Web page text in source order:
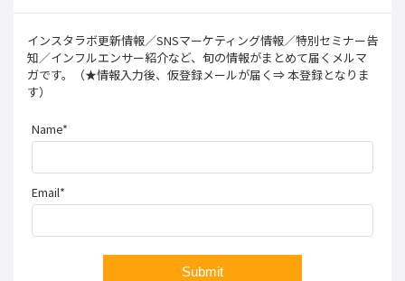
インスタラボ更新情報／SNSマーケティング情報／特別セミナー告
知／インフルエンサー紹介など、旬の情報がまとめて届くメルマ
ガです。（★情報入力後、仮登録メールが届く⇒ 本登録となりま
す）
Name*
Email*